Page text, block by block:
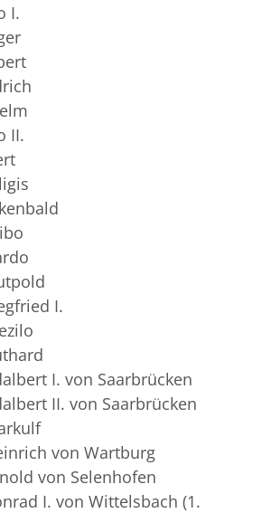
I.
II.
I.
I. von Saarbrücken
II. von Saarbrücken
von Wartburg
von Selenhofen
I. von Wittelsbach (1.